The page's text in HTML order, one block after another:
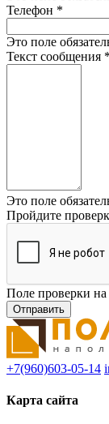
Телефон *
Это поле
Текст сообщения *
Это поле
Пройдите
Поле проверки
+7(960)603-05-14
Карта сайта